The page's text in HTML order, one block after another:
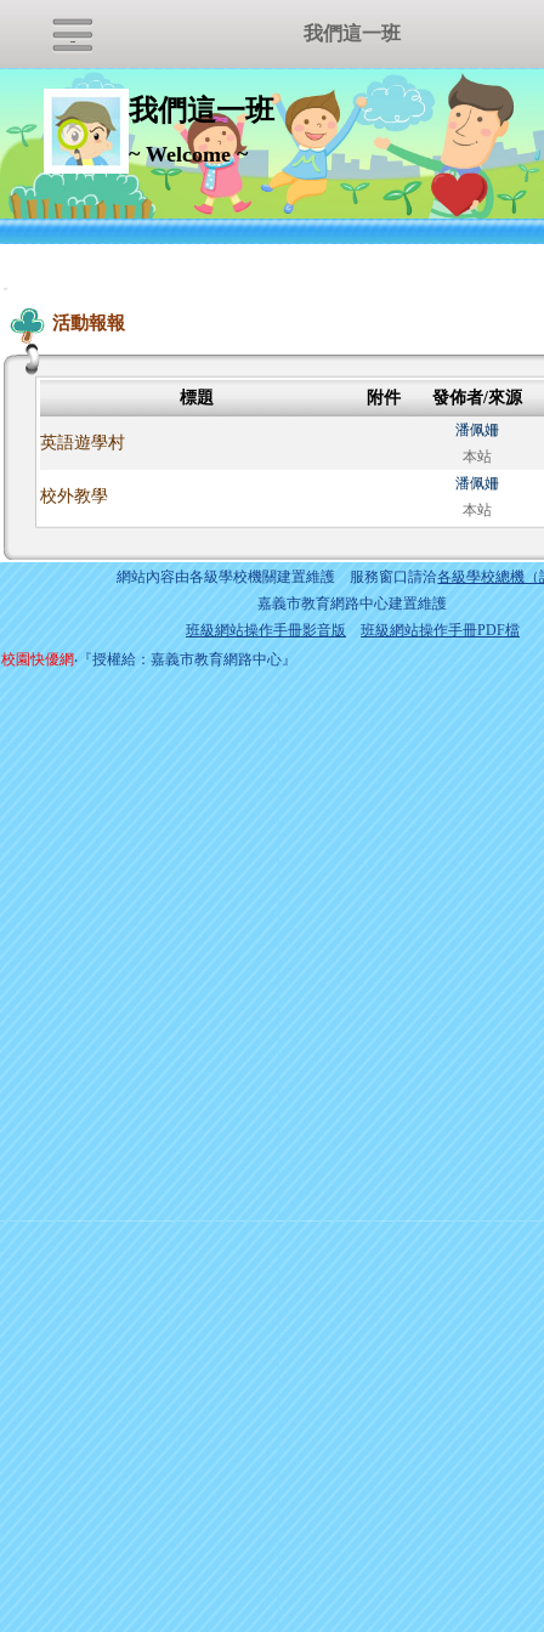
我們這一班
~ Welcome ~
:::
活動報報
標題 附件 發佈者/來源
英語遊學村
潘佩姍
本站
校外教學
潘佩姍
本站
網站內容由各級學校機關建置維護 服務窗口請洽各級學校總機（
嘉義市教育網路中心建置維護
班級網站操作手冊影音版
班級網站操作手冊PDF檔
校園快優網‧『授權給：嘉義市教育網路中心』
我們這一班